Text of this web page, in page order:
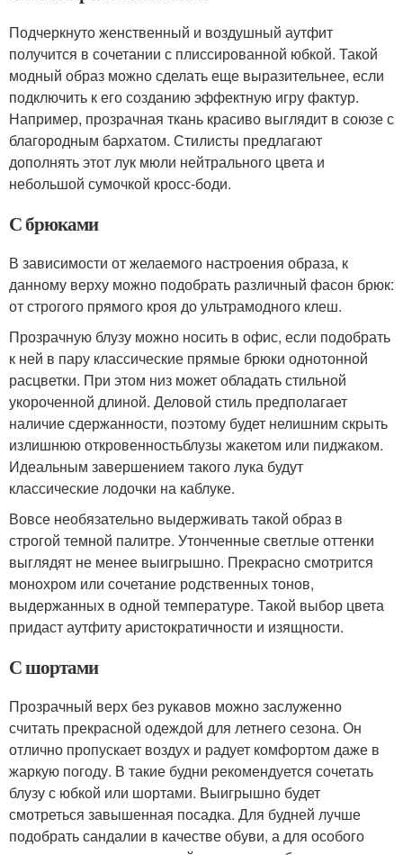
Подчеркнуто женственный и воздушный аутфит
получится в сочетании с плиссированной юбкой. Такой
модный образ можно сделать еще выразительнее, если
подключить к его созданию эффектную игру фактур.
Например, прозрачная ткань красиво выглядит в союзе с
благородным бархатом. Стилисты предлагают
дополнять этот лук мюли нейтрального цвета и
небольшой сумочкой кросс-боди.
С брюками
В зависимости от желаемого настроения образа, к
данному верху можно подобрать различный фасон брюк:
от строгого прямого кроя до ультрамодного клеш.
Прозрачную блузу можно носить в офис, если подобрать
к ней в пару классические прямые брюки однотонной
расцветки. При этом низ может обладать стильной
укороченной длиной. Деловой стиль предполагает
наличие сдержанности, поэтому будет нелишним скрыть
излишнюю откровенностьблузы жакетом или пиджаком.
Идеальным завершением такого лука будут
классические лодочки на каблуке.
Вовсе необязательно выдерживать такой образ в
строгой темной палитре. Утонченные светлые оттенки
выглядят не менее выигрышно. Прекрасно смотрится
монохром или сочетание родственных тонов,
выдержанных в одной температуре. Такой выбор цвета
придаст аутфиту аристократичности и изящности.
С шортами
Прозрачный верх без рукавов можно заслуженно
считать прекрасной одеждой для летнего сезона. Он
отлично пропускает воздух и радует комфортом даже в
жаркую погоду. В такие будни рекомендуется сочетать
блузу с юбкой или шортами. Выигрышно будет
смотреться завышенная посадка. Для будней лучше
подобрать сандалии в качестве обуви, а для особого